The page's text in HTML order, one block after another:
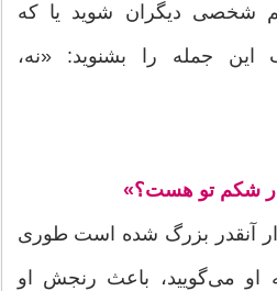
شخصی دیگران شوید یا که
جمله را بشنوید: «نه،
شکم تو هست؟»
آنقدر بزرگ شده است طوری
او می‌گویید، باعث رنجش او